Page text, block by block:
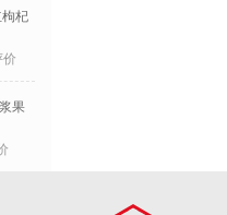
杞
宁
档
盒
价
果
休
软